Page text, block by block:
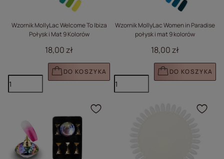
Wzornik MollyLac Welcome To Ibiza
Połysk i Mat 9 Kolorów
18,00 zł
DO KOSZYKA
Wzornik MollyLac Women in Paradise
połysk i mat 9 kolorów
18,00 zł
DO KOSZYKA
Kliknij, aby dodać